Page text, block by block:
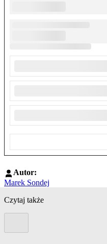
Autor:
Marek Sondej
Czytaj także